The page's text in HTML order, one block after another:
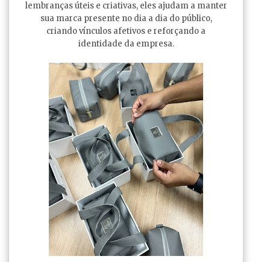
lembranças úteis e criativas, eles ajudam a manter
sua marca presente no dia a dia do público,
criando vínculos afetivos e reforçando a
identidade da empresa.